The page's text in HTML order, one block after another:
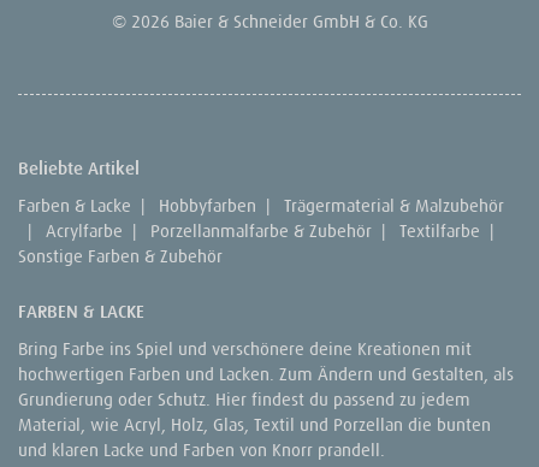
© 2026 Baier & Schneider GmbH & Co. KG
Beliebte Artikel
Farben & Lacke | Hobbyfarben |
Trägermaterial & Malzubehör
|
Acrylfarbe | Porzellanmalfarbe & Zubehör | Textilfarbe |
Sonstige Farben & Zubehör
FARBEN & LACKE
Bring Farbe ins Spiel und verschönere deine Kreationen mit
hochwertigen Farben und Lacken. Zum Ändern und Gestalten, als
Grundierung oder Schutz. Hier findest du passend zu jedem
Material, wie Acryl, Holz, Glas, Textil und Porzellan die bunten
und klaren Lacke und Farben von Knorr prandell.